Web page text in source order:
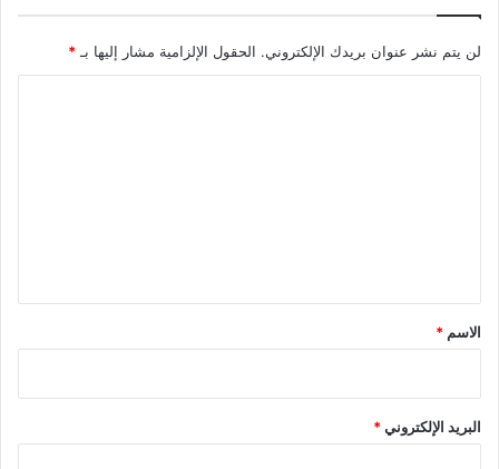
لن يتم نشر عنوان بريدك الإلكتروني. الحقول الإلزامية مشار إليها بـ*
*
الاسم *
البريد الإلكتروني*